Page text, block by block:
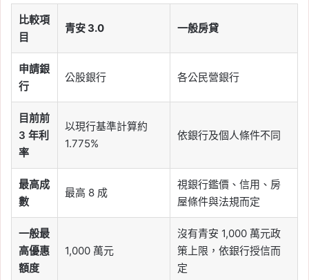
比較項
目
青安 3.0 一般房貸
申請銀
行
公股銀行 各公民營銀行
目前前
3 年利
率
以現行基準計算約
1.775%
依銀行及個人條件不同
最高成
數
最高 8 成
視銀行鑑價、信用、房
屋條件與法規而定
一般最
高優惠
額度
1,000 萬元
沒有青安 1,000 萬元政
策上限，依銀行授信而
定